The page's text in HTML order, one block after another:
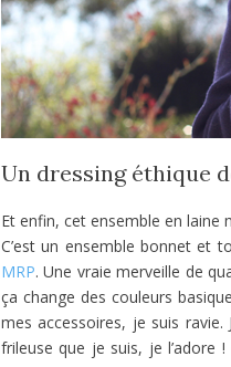
Un dressing éthique
Et enfin, cet ensemble en laine
C’est un ensemble bonnet et
MRP. Une vraie merveille de
ça change des couleurs
mes accessoires, je suis
frileuse que je suis, je l’adore